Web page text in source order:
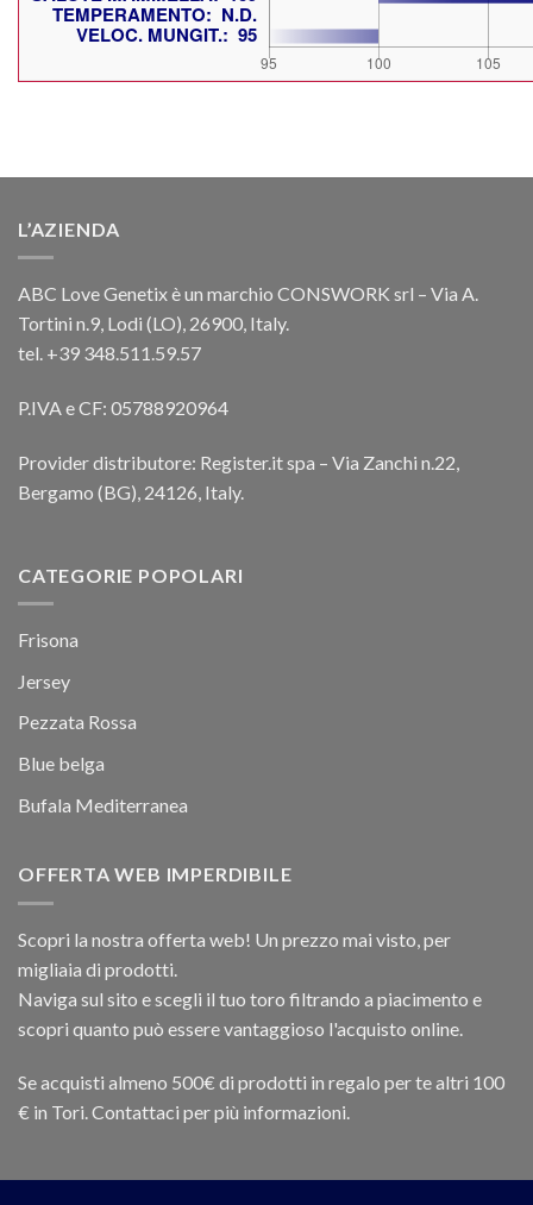
L’AZIENDA
ABC Love Genetix è un marchio CONSWORK srl – Via A.
Tortini n.9, Lodi (LO), 26900, Italy.
tel. +39 348.511.59.57
P.IVA e CF: 05788920964
Provider distributore: Register.it spa – Via Zanchi n.22,
Bergamo (BG), 24126, Italy.
CATEGORIE POPOLARI
Frisona
Jersey
Pezzata Rossa
Blue belga
Bufala Mediterranea
OFFERTA WEB IMPERDIBILE
Scopri la nostra offerta web! Un prezzo mai visto, per
migliaia di prodotti.
Naviga sul sito e scegli il tuo toro filtrando a piacimento e
scopri quanto può essere vantaggioso l'acquisto online.
Se acquisti almeno 500€ di prodotti in regalo per te altri 100
€ in Tori. Contattaci per più informazioni.